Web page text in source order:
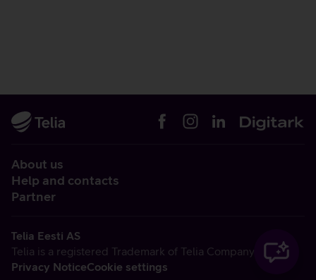
About us
Help and contacts
Partner
Telia Eesti AS
Telia is a registered Trademark of Telia Company AB
Privacy NoticeCookie settings